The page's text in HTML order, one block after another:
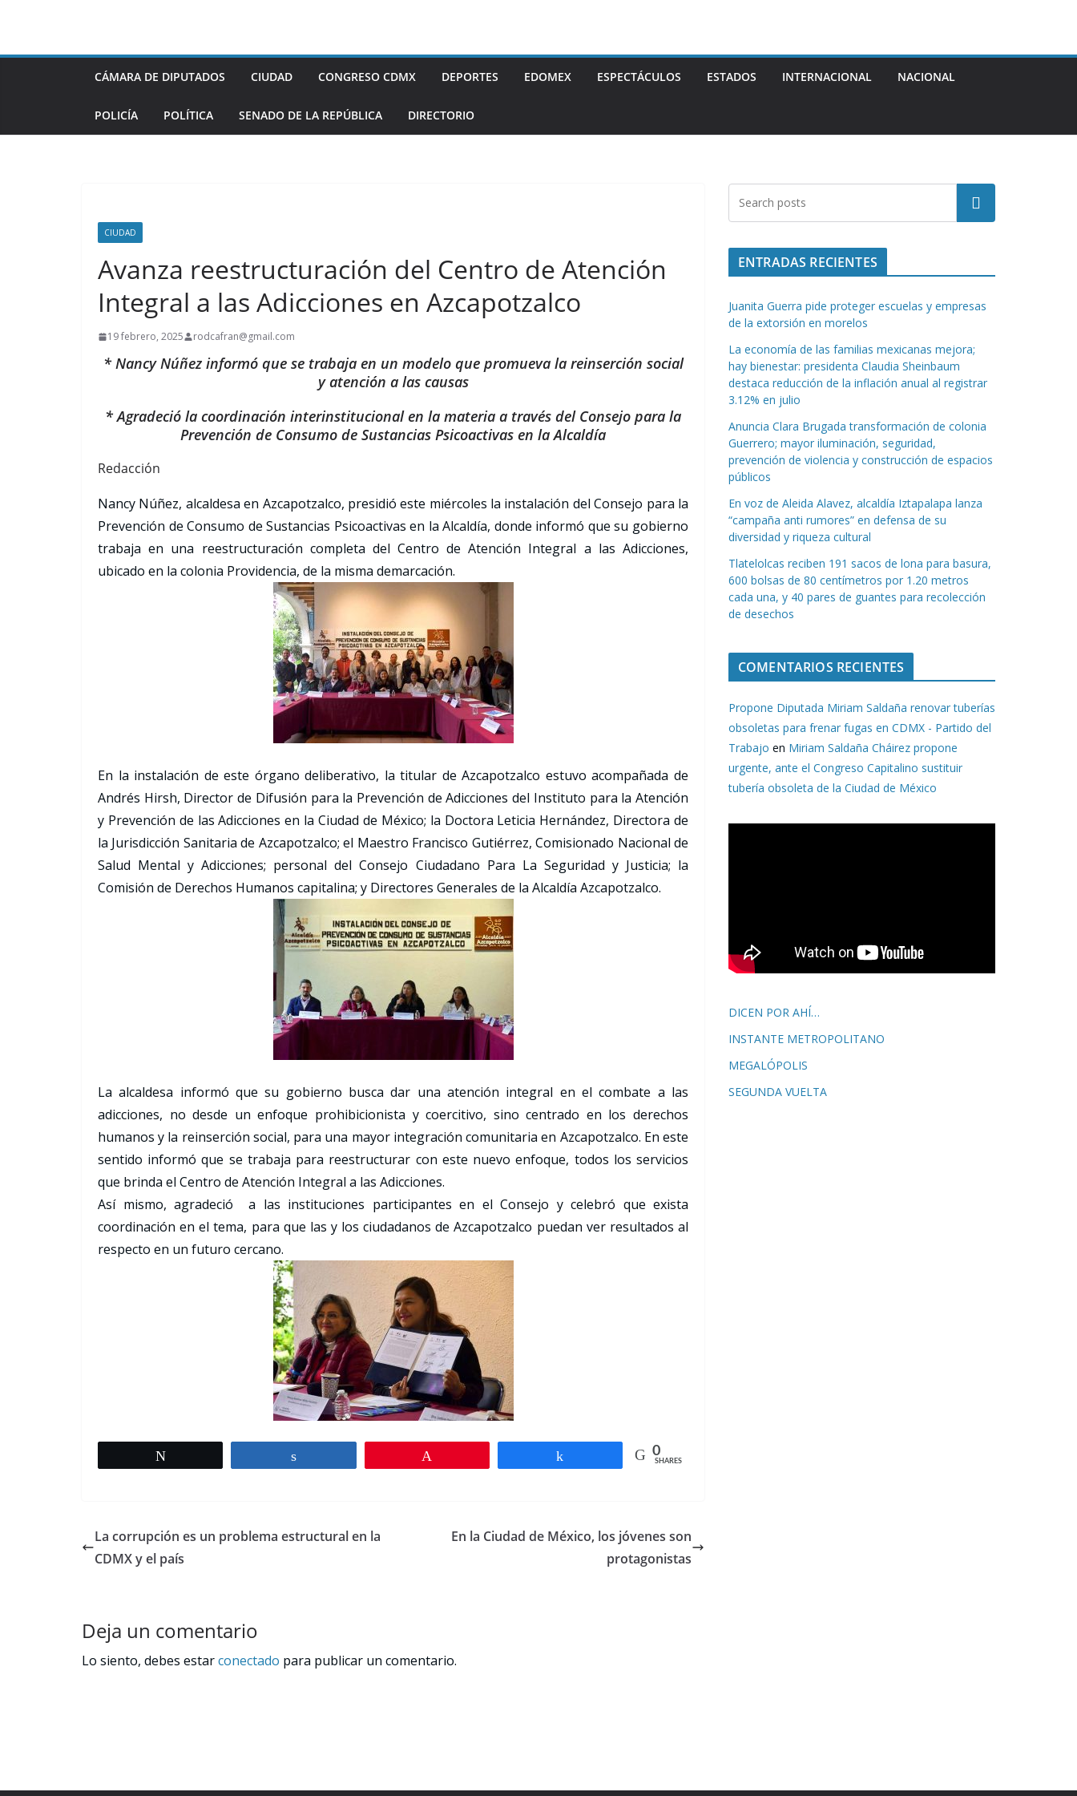
contenido
CÁMARA DE DIPUTADOS CIUDAD CONGRESO CDMX DEPORTES EDOMEX ESPECTÁCULOS ESTADOS INTERNACIONAL NACIONAL
POLICÍA POLÍTICA SENADO DE LA REPÚBLICA DIRECTORIO
CIUDAD
Avanza reestructuración del Centro de Atención
Integral a las Adicciones en Azcapotzalco
19 febrero, 2025 rodcafran@gmail.com
* Nancy Núñez informó que se trabaja en un modelo que promueva la reinserción social
y atención a las causas
* Agradeció la coordinación interinstitucional en la materia a través del Consejo para la
Prevención de Consumo de Sustancias Psicoactivas en la Alcaldía
Redacción
Nancy Núñez, alcaldesa en Azcapotzalco, presidió este miércoles la instalación del Consejo para la
Prevención de Consumo de Sustancias Psicoactivas en la Alcaldía, donde informó que su gobierno
trabaja en una reestructuración completa del Centro de Atención Integral a las Adicciones,
ubicado en la colonia Providencia, de la misma demarcación.
En la instalación de este órgano deliberativo, la titular de Azcapotzalco estuvo acompañada de
Andrés Hirsh, Director de Difusión para la Prevención de Adicciones del Instituto para la Atención
y Prevención de las Adicciones en la Ciudad de México; la Doctora Leticia Hernández, Directora de
la Jurisdicción Sanitaria de Azcapotzalco; el Maestro Francisco Gutiérrez, Comisionado Nacional de
Salud Mental y Adicciones; personal del Consejo Ciudadano Para La Seguridad y Justicia; la
Comisión de Derechos Humanos capitalina; y Directores Generales de la Alcaldía Azcapotzalco.
La alcaldesa informó que su gobierno busca dar una atención integral en el combate a las
adicciones, no desde un enfoque prohibicionista y coercitivo, sino centrado en los derechos
humanos y la reinserción social, para una mayor integración comunitaria en Azcapotzalco. En este
sentido informó que se trabaja para reestructurar con este nuevo enfoque, todos los servicios
que brinda el Centro de Atención Integral a las Adicciones.
Así mismo, agradeció a las instituciones participantes en el Consejo y celebró que exista
coordinación en el tema, para que las y los ciudadanos de Azcapotzalco puedan ver resultados al
respecto en un futuro cercano.
0
SHARES
La corrupción es un problema estructural en la
CDMX y el país
En la Ciudad de México, los jóvenes son
protagonistas
Deja un comentario
Lo siento, debes estarconectado para publicar un comentario.
Buscar
ENTRADAS RECIENTES
Juanita Guerra pide proteger escuelas y empresas
de la extorsión en morelos
La economía de las familias mexicanas mejora;
hay bienestar: presidenta Claudia Sheinbaum
destaca reducción de la inflación anual al registrar
3.12% en julio
Anuncia Clara Brugada transformación de colonia
Guerrero; mayor iluminación, seguridad,
prevención de violencia y construcción de espacios
públicos
En voz de Aleida Alavez, alcaldía Iztapalapa lanza
“campaña anti rumores” en defensa de su
diversidad y riqueza cultural
Tlatelolcas reciben 191 sacos de lona para basura,
600 bolsas de 80 centímetros por 1.20 metros
cada una, y 40 pares de guantes para recolección
de desechos
COMENTARIOS RECIENTES
Propone Diputada Miriam Saldaña renovar tuberías
obsoletas para frenar fugas en CDMX - Partido del
Trabajo en Miriam Saldaña Cháirez propone
urgente, ante el Congreso Capitalino sustituir
tubería obsoleta de la Ciudad de México
DICEN POR AHÍ…
INSTANTE METROPOLITANO
MEGALÓPOLIS
SEGUNDA VUELTA